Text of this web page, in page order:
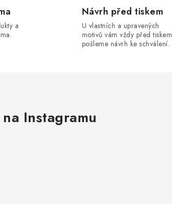
a
Návrh před tiskem
U vlastních a upravených
motivů vám vždy před tiskem
pošleme návrh ke schválení.
Instagramu